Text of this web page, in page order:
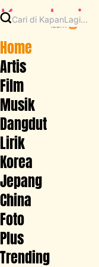
Home
Artis
Film
Musik
Dangdut
Lirik
Korea
Jepang
China
Foto
Plus
Trending